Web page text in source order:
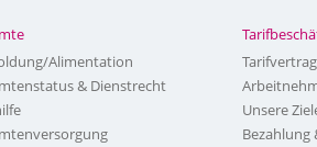
Alimentation
& Dienstrecht
Unsere
Bezahlung